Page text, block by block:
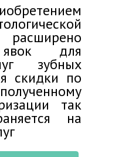
явок для
зубных
скидки по
так
на